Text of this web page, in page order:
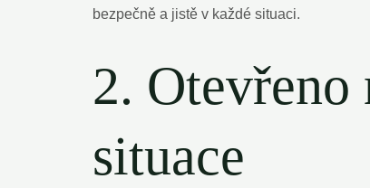
bezpečně a jistě v každé situaci.
2. Otevřeno
situace